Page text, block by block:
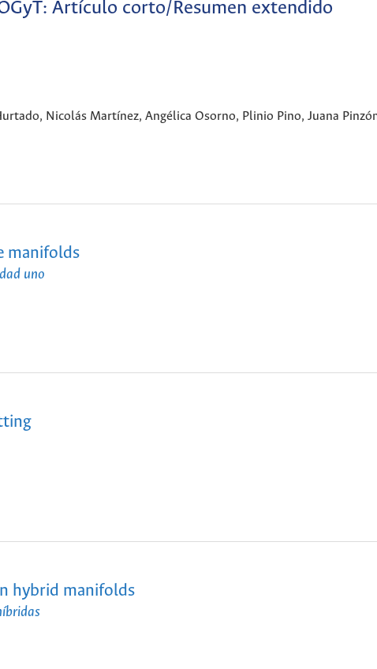
Artículo corto/Resumen extendido
Nicolás Martínez, Angélica Osorno, Plinio Pino, Juana
manifolds
uno
hybrid manifolds